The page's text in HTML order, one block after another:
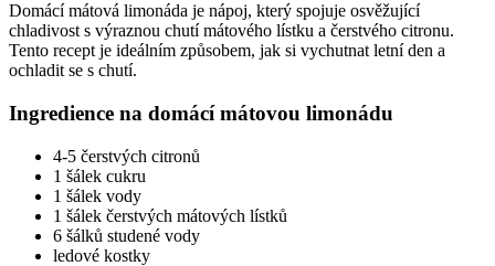
Domácí mátová limonáda je nápoj, který spojuje osvěžující
chladivost s výraznou chutí mátového lístku a čerstvého citronu.
Tento recept je ideálním způsobem, jak si vychutnat letní den a
ochladit se s chutí.
Ingredience na domácí mátovou limonádu
4-5 čerstvých citronů
1 šálek cukru
1 šálek vody
1 šálek čerstvých mátových lístků
6 šálků studené vody
ledové kostky